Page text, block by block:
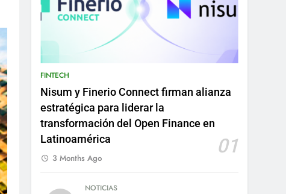
FINTECH
Nisum y Finerio Connect firman alianza
estratégica para liderar la
transformación del Open Finance en
Latinoamérica
01
3 Months Ago
NOTICIAS